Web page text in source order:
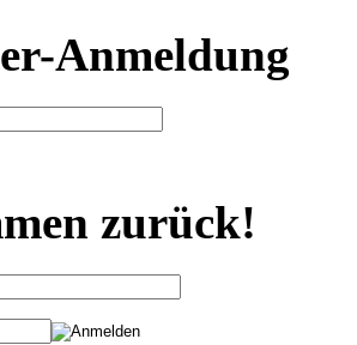
Anmeldung
zurück!